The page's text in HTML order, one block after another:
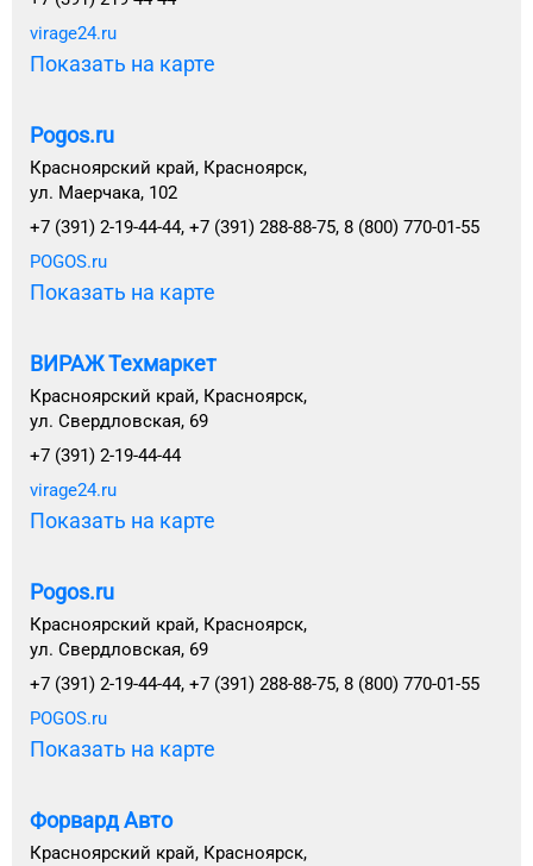
virage24.ru
Показать на карте
Pogos.ru
Красноярский край, Красноярск,
ул. Маерчака, 102
+7 (391) 2-19-44-44, +7 (391) 288-88-75, 8 (800) 770-01-55
POGOS.ru
Показать на карте
ВИРАЖ Техмаркет
Красноярский край, Красноярск,
ул. Свердловская, 69
+7 (391) 2-19-44-44
virage24.ru
Показать на карте
Pogos.ru
Красноярский край, Красноярск,
ул. Свердловская, 69
+7 (391) 2-19-44-44, +7 (391) 288-88-75, 8 (800) 770-01-55
POGOS.ru
Показать на карте
Форвард Авто
Красноярский край, Красноярск,